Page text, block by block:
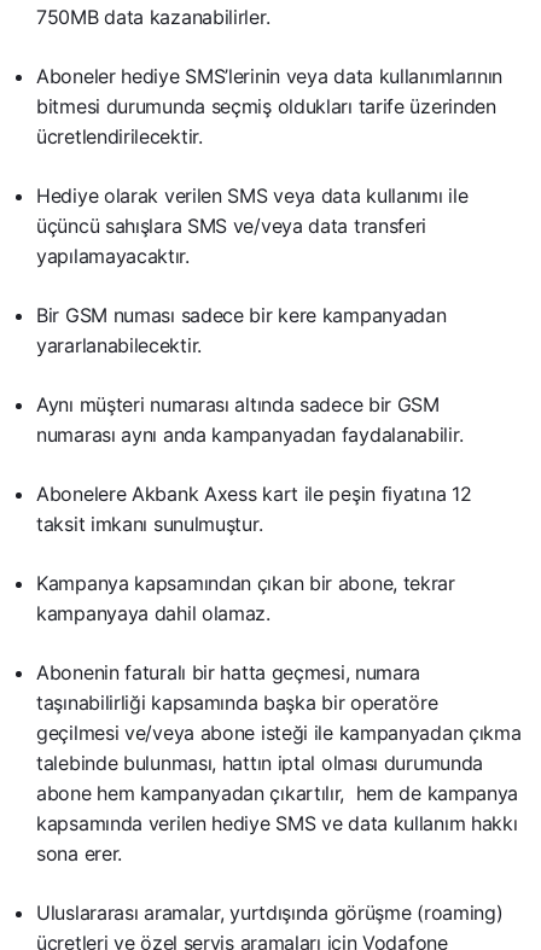
750MB data kazanabilirler.
Aboneler hediye SMS’lerinin veya data kullanımlarının
bitmesi durumunda seçmiş oldukları tarife üzerinden
ücretlendirilecektir.
Hediye olarak verilen SMS veya data kullanımı ile
üçüncü sahışlara SMS ve/veya data transferi
yapılamayacaktır.
Bir GSM numası sadece bir kere kampanyadan
yararlanabilecektir.
Aynı müşteri numarası altında sadece bir GSM
numarası aynı anda kampanyadan faydalanabilir.
Abonelere Akbank Axess kart ile peşin fiyatına 12
taksit imkanı sunulmuştur.
Kampanya kapsamından çıkan bir abone, tekrar
kampanyaya dahil olamaz.
Abonenin faturalı bir hatta geçmesi, numara
taşınabilirliği kapsamında başka bir operatöre
geçilmesi ve/veya abone isteği ile kampanyadan çıkma
talebinde bulunması, hattın iptal olması durumunda
abone hem kampanyadan çıkartılır, hem de kampanya
kapsamında verilen hediye SMS ve data kullanım hakkı
sona erer.
Uluslararası aramalar, yurtdışında görüşme (roaming)
ücretleri ve özel servis aramaları için Vodafone